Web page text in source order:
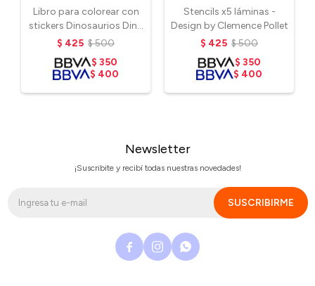
Libro para colorear con
stickers Dinosaurios Dino
World
$ 425 $500
$ 350
$ 400
Stencils x5 láminas -
Design by Clemence Pollet
$ 425 $500
$ 350
$ 400
Newsletter
¡Suscribite y recibí todas nuestras novedades!
SUSCRIBIRME
  